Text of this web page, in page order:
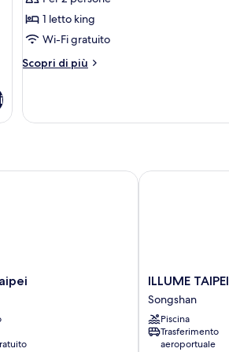
per
Superior
King
Room
1 letto king
Wi-Fi gratuito
Scopri di più
Altri
King
ILLUME
TAIPEI
Songshan
ILLUME TAIPEI
Songshan
Piscina
Trasferimento
aeroportuale
ILLUME TAIPEI